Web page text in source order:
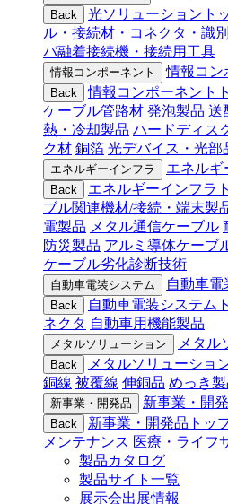
Back 光ソリューショント
ル・接続材・コネクタ・識
バ融着接続機・接続用工具
情報コンポーネント 情報コン
Back 情報コンポーネント
ケーブル管路材 発泡製品 送
熱・冷却製品 ハードディス
ク材 銅箔 光デバイス・光部
エネルギーインフラ エネルギ
Back エネルギーインフラ
ブル関連機材/接続・端末製
電製品 メタル通信ケーブル
防災製品 アルミ導体ケーブ
ケーブル劣化診断技術
自動車電装システム 自動車電
Back 自動車電装システム
ネクタ 自動車用機能製品
メタルソリューション メタル
Back メタルソリューショ
銅線 被覆線 伸銅品 めっき製
新事業・開発品 新事業・開
Back 新事業・開発品トッ
メンテナンス 医療・ライフ
製品カタログ
製品サイト一覧
展示会出展情報